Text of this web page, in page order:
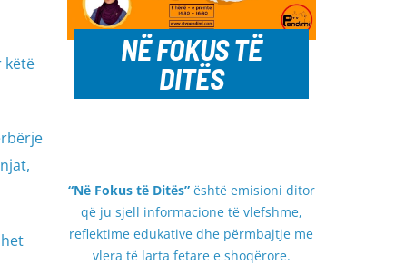
këtë
NË FOKUS TË
DITËS
“Në Fokus të Ditës”është emisioni ditor
që ju sjell informacione të vlefshme,
reflektime edukative dhe përmbajtje me
vlera të larta fetare e shoqërore.